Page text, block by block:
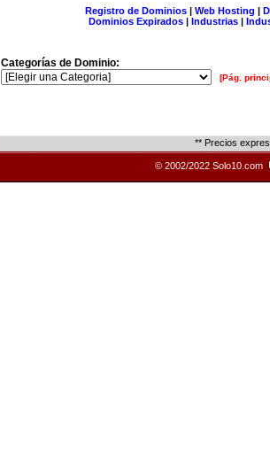
Registro de Dominios| Web Hosting |
Dominios Expirados | Industrias |
Categorías de Dominio:
[Pág.
** Precios
© 2002/2022 Solo10.com